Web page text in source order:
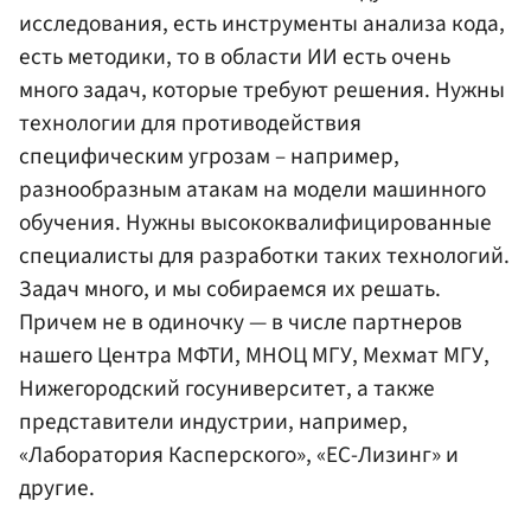
исследования, есть инструменты анализа кода,
есть методики, то в области ИИ есть очень
много задач, которые требуют решения. Нужны
технологии для противодействия
специфическим угрозам – например,
разнообразным атакам на модели машинного
обучения. Нужны высококвалифицированные
специалисты для разработки таких технологий.
Задач много, и мы собираемся их решать.
Причем не в одиночку — в числе партнеров
нашего Центра МФТИ, МНОЦ МГУ, Мехмат МГУ,
Нижегородский госуниверситет, а также
представители индустрии, например,
«Лаборатория Касперского», «ЕС-Лизинг» и
другие.